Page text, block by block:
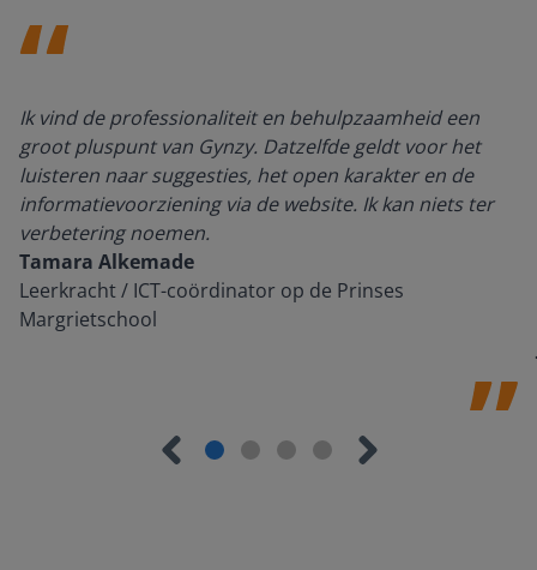
Ik vind de professionaliteit en behulpzaamheid een
groot pluspunt van Gynzy. Datzelfde geldt voor het
luisteren naar suggesties, het open karakter en de
informatievoorziening via de website. Ik kan niets ter
verbetering noemen.
Tamara Alkemade
Leerkracht / ICT-coördinator op de Prinses
Margrietschool